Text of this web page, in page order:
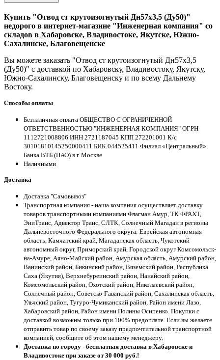
Купить "Отвод ст крутоизогнутый Дн57х3,5 (Ду50)"
недорого в интернет-магазине "Инженерная компания" со
складов в Хабаровске, Владивостоке, Якутске, Южно-
Сахалинске, Благовещенске
Вы можете заказать "Отвод ст крутоизогнутый Дн57х3,5
(Ду50)" с доставкой по Хабаровску, Владивостоку, Якутску,
Южно-Сахалинску, Благовещенску и по всему Дальнему
Востоку.
Способы оплаты
Безналичная оплата ОБЩЕСТВО С ОГРАНИЧЕННОЙ
ОТВЕТСТВЕННОСТЬЮ "ИНЖЕНЕРНАЯ КОМПАНИЯ" ОГРН
1112721008806 ИНН 2721187045 КПП 272201001 К/с
30101810145250000411 БИК 044525411 Филиал «Центральный»
Банка ВТБ (ПАО) в г. Москве
Наличными
Доставка
Доставка "Самовывоз"
Транспортная компания - наша компания осуществляет доставку
товаров транспортными компаниями Флагман Амур, ТК ФРАХТ,
ЭниТранс, Адвектор Транс, СЛТК, Солнечный Магадан в регионы
Дальневосточного Федерального округа: Еврейская автономная
область, Камчатский край, Магаданская область, Чукотский
автономный округ, Приморский край, Городской округ Комсомольск-
на-Амуре, Аяно-Майский район, Амурская область, Амурский район,
Ванинский район, Бикинский район, Вяземский район, Республика
Саха (Якутия), Верхнебуреинский район, Нанайский район,
Комсомольский район, Охотский район, Николаевский район,
Солнечный район, Советско-Гаванский район, Сахалинская область,
Ульчский район, Тугуро-Чумиканский район, Район имени Лазо,
Хабаровский район, Район имени Полины Осипенко. Покупки с
доставкой возможны только при 100% предоплате. Если вы желаете
отправить товар по своему заказу предпочтительной транспортной
компанией, сообщите об этом нашему менеджеру.
Доставка по городу - бесплатная доставка в Хабаровске и
Владивостоке при заказе от 30 000 руб.!